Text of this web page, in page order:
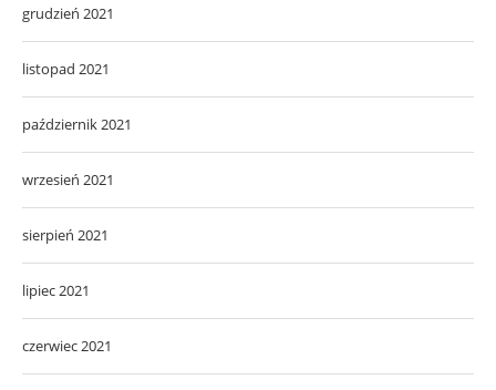
grudzień 2021
listopad 2021
październik 2021
wrzesień 2021
sierpień 2021
lipiec 2021
czerwiec 2021